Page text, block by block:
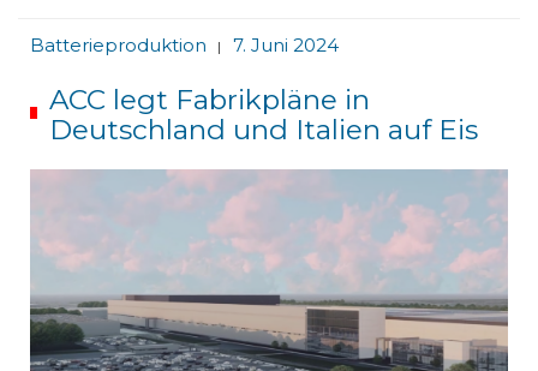
Batterieproduktion | 7. Juni 2024
ACC legt Fabrikpläne in
Deutschland und Italien auf Eis